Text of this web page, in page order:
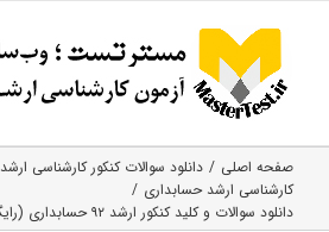
content
صفحه اصلی
دانلود سوالات کنکور کارشناسی ارشد
کارشناسی ارشد حسابداری
دانلود سوالات و کلید کنکور ارشد ۹۲ حسابداری (رایگان)